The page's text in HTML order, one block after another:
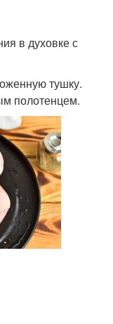
в духовке с
тушку.
полотенцем.